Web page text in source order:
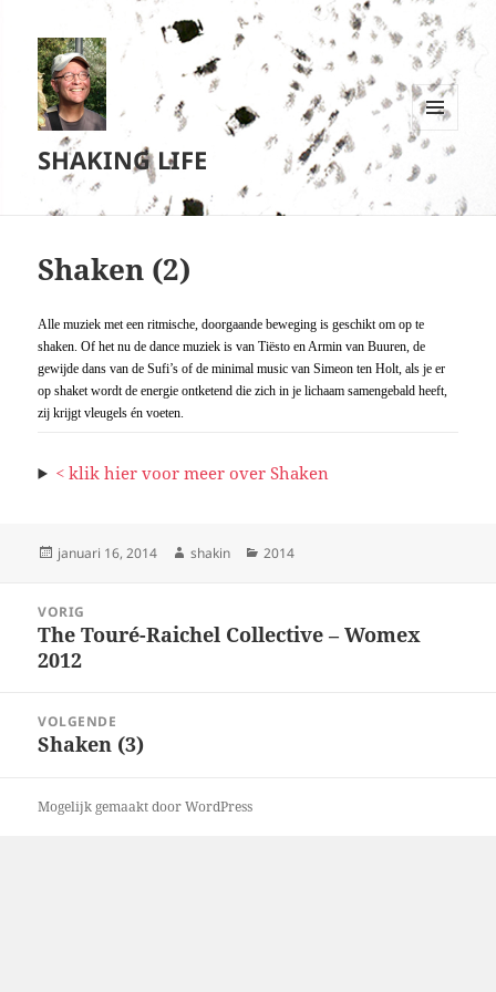
SHAKING LIFE
MENU
WIDGETS
Shaken (2)
Alle muziek met een ritmische, doorgaande beweging is geschikt om op te
shaken. Of het nu de dance muziek is van Tiësto en Armin van Buuren, de
gewijde dans van de Sufi’s of de minimal music van Simeon ten Holt, als je er
op shaket wordt de energie ontketend die zich in je lichaam samengebald heeft,
zij krijgt vleugels én voeten.
< klik hier voor meer over Shaken
Geplaatst
januari 16, 2014 Auteur
shakin Categorieën
2014
navigatie
VORIG
Vorig
bericht:
The Touré-Raichel Collective – Womex
2012
VOLGENDE
Volgend
Shaken (3)
Mogelijk gemaakt door WordPress